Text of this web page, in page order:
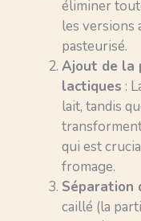
éliminer
les versions
pasteurisé.
Ajout de la
lactiques :
lait, tandis
qui est
fromage.
Séparation
caillé (la